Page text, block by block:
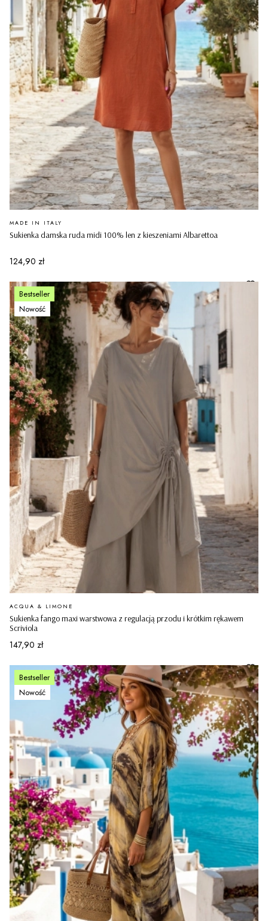
Sukienka damska ruda midi 100% len z kieszeniami Albarettoa
PRODUCENT
MADE IN ITALY
Cena
124,90 zł
Bestseller
Nowość
Sukienka fango maxi warstwowa z regulacją przodu i krótkim rękawem
Scriviola
PRODUCENT
ACQUA & LIMONE
Cena
147,90 zł
Bestseller
Nowość